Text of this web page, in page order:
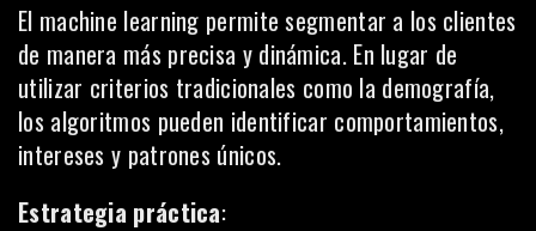
El machine learning permite segmentar a los clientes
de manera más precisa y dinámica. En lugar de
utilizar criterios tradicionales como la demografía,
los algoritmos pueden identificar comportamientos,
intereses y patrones únicos.
Estrategia práctica: